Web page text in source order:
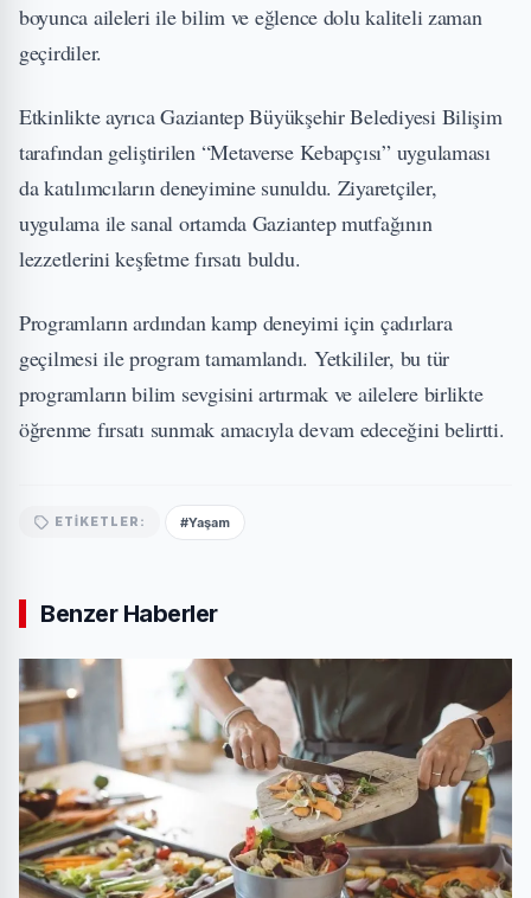
boyunca aileleri ile bilim ve eğlence dolu kaliteli zaman
geçirdiler.
Etkinlikte ayrıca Gaziantep Büyükşehir Belediyesi Bilişim
tarafından geliştirilen “Metaverse Kebapçısı” uygulaması
da katılımcıların deneyimine sunuldu. Ziyaretçiler,
uygulama ile sanal ortamda Gaziantep mutfağının
lezzetlerini keşfetme fırsatı buldu.
Programların ardından kamp deneyimi için çadırlara
geçilmesi ile program tamamlandı. Yetkililer, bu tür
programların bilim sevgisini artırmak ve ailelere birlikte
öğrenme fırsatı sunmak amacıyla devam edeceğini belirtti.
ETIKETLER: #Yaşam
Benzer Haberler